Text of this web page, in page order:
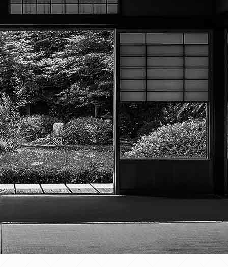
Menu
?>
Images de la page d'accueil
Cliquez pour éditer
Texte, bouton et/ou inscription à la newsletter
Cliquez pour éditer
Académie Menneçoise d'Arts
Martiaux